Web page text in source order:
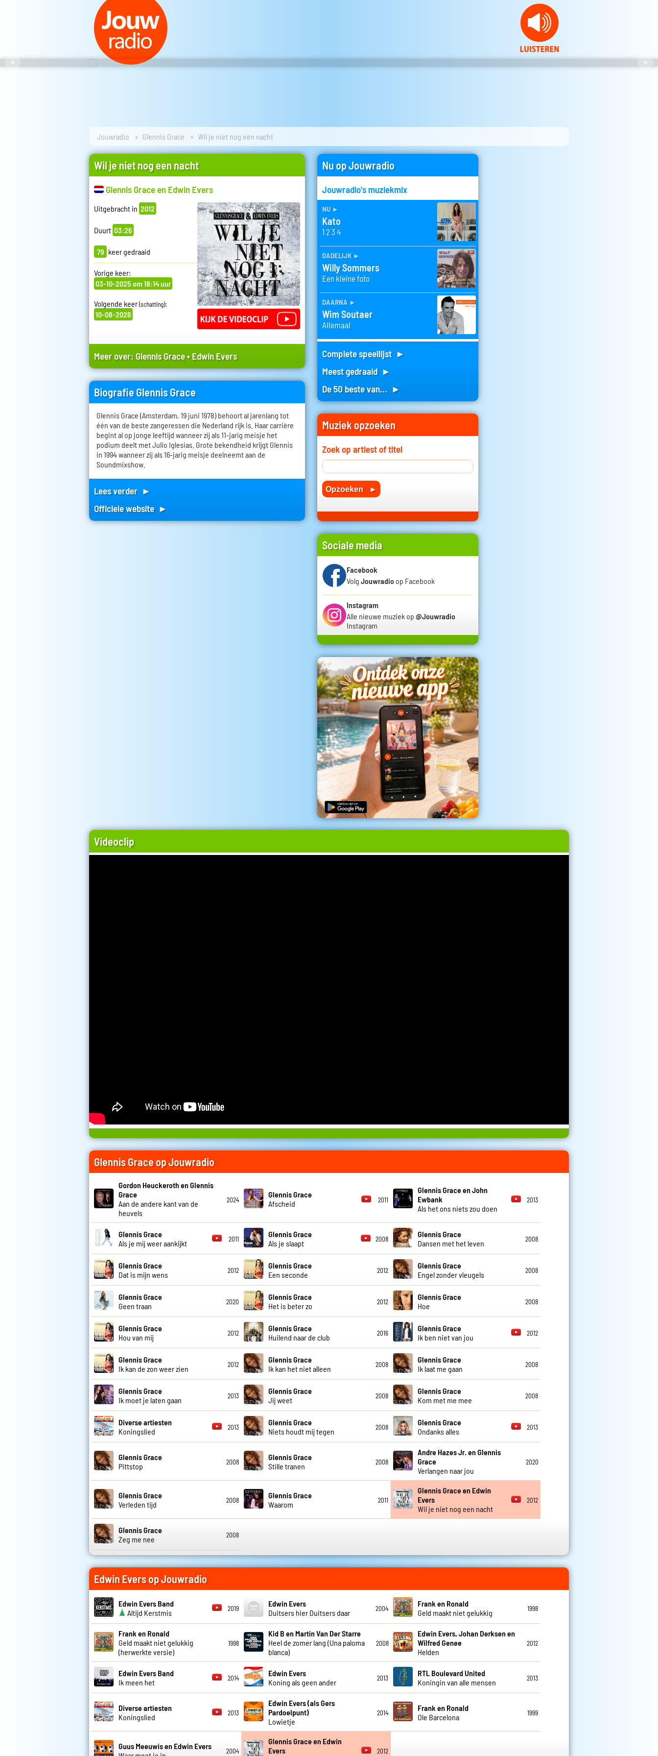
Jouwradio Glennis Grace Wil je niet nog een nacht
Wil je niet nog een nacht
Glennis Grace en Edwin Evers
Uitgebracht in 2012
Duurt 03:26
79 keer gedraaid
Vorige keer:
03-10-2025 om 18:14 uur
Volgende keer(schatting):
10-08-2026
Meer over: Glennis Grace•Edwin Evers
Biografie Glennis Grace
Glennis Grace (Amsterdam, 19 juni 1978) behoort al jarenlang tot
één van de beste zangeressen die Nederland rijk is. Haar carrière
begint al op jonge leeftijd wanneer zij als 11-jarig meisje het
podium deelt met Julio Iglesias. Grote bekendheid krijgt Glennis
in 1994 wanneer zij als 16-jarig meisje deelneemt aan de
Soundmixshow.
Lees verder ►
Officiele website ►
Nu op Jouwradio
Jouwradio's muziekmix
nu ►
Kato
1 2 3 4
dadelijk ►
Willy Sommers
Een kleine foto
daarna ►
Wim Soutaer
Allemaal
Complete speellijst ►
Meest gedraaid ►
De 50 beste van... ►
Muziek opzoeken
Zoek op artiest of titel
Sociale media
Facebook
Volg Jouwradio op Facebook
Instagram
Alle nieuwe muziek op @Jouwradio
Instagram
Videoclip
Glennis Grace op Jouwradio
Gordon Heuckeroth en Glennis
Grace
Aan de andere kant van de
heuvels
2024
Glennis Grace
Afscheid
2011
Glennis Grace en John
Ewbank
Als het ons niets zou doen
2013
Glennis Grace
Als je mij weer aankijkt
2011
Glennis Grace
Als je slaapt
2008
Glennis Grace
Dansen met het leven
2008
Glennis Grace
Dat is mijn wens
2012
Glennis Grace
Een seconde
2012
Glennis Grace
Engel zonder vleugels
2008
Glennis Grace
Geen traan
2020
Glennis Grace
Het is beter zo
2012
Glennis Grace
Hoe
2008
Glennis Grace
Hou van mij
2012
Glennis Grace
Huilend naar de club
2016
Glennis Grace
Ik ben niet van jou
2012
Glennis Grace
Ik kan de zon weer zien
2012
Glennis Grace
Ik kan het niet alleen
2008
Glennis Grace
Ik laat me gaan
2008
Glennis Grace
Ik moet je laten gaan
2013
Glennis Grace
Jij weet
2008
Glennis Grace
Kom met me mee
2008
Diverse artiesten
Koningslied
2013
Glennis Grace
Niets houdt mij tegen
2008
Glennis Grace
Ondanks alles
2013
Glennis Grace
Pittstop
2008
Glennis Grace
Stille tranen
2008
Andre Hazes Jr. en Glennis
Grace
Verlangen naar jou
2020
Glennis Grace
Verleden tijd
2008
Glennis Grace
Waarom
2011
Glennis Grace en Edwin
Evers
Wil je niet nog een nacht
2012
Glennis Grace
Zeg me nee
2008
Edwin Evers op Jouwradio
Edwin Evers Band
Altijd Kerstmis
2019
Edwin Evers
Duitsers hier Duitsers daar
2004
Frank en Ronald
Geld maakt niet gelukkig
1998
Frank en Ronald
Geld maakt niet gelukkig
(herwerkte versie)
1998
Kid B en Martin Van Der Starre
Heel de zomer lang (Una paloma
blanca)
2008
Edwin Evers, Johan Derksen en
Wilfred Genee
Helden
2012
Edwin Evers Band
Ik meen het
2014
Edwin Evers
Koning als geen ander
2013
RTL Boulevard United
Koningin van alle mensen
2013
Diverse artiesten
Koningslied
2013
Edwin Evers (als Gers
Pardoelpunt)
Lowietje
2014
Frank en Ronald
Ole Barcelona
1999
Guus Meeuwis en Edwin Evers
2004
Glennis Grace en Edwin
Evers
2012